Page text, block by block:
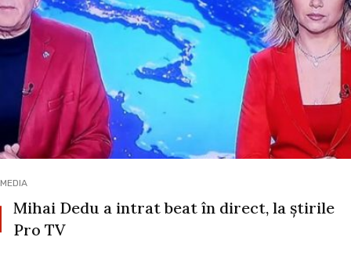
MEDIA
Mihai Dedu a intrat beat în direct, la știrile
Pro TV